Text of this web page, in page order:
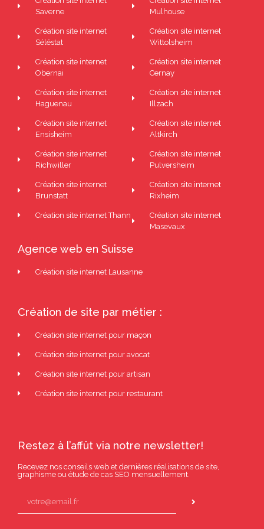
Saverne
Création site internet
Séléstat
Création site internet
Obernai
Création site internet
Haguenau
Création site internet
Ensisheim
Création site internet
Richwiller
Création site internet
Brunstatt
Création site internet Thann
Mulhouse
Création site internet
Wittolsheim
Création site internet
Cernay
Création site internet
Illzach
Création site internet
Altkirch
Création site internet
Pulversheim
Création site internet
Rixheim
Création site internet
Masevaux
Agence web en Suisse
Création site internet Lausanne
Création de site par métier :
Création site internet pour maçon
Création site internet pour avocat
Création site internet pour artisan
Création site internet pour restaurant
Restez à l’affût via notre newsletter!
Recevez nos conseils web et dernières réalisations de site,
graphisme ou étude de cas SEO mensuellement.